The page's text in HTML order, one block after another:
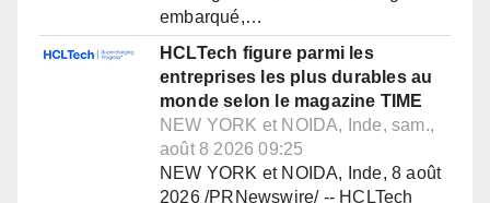
embarqué,…
HCLTech figure parmi les
entreprises les plus durables au
monde selon le magazine TIME
NEW YORK et NOIDA, Inde, sam.,
août 8 2026 09:25
NEW YORK et NOIDA, Inde, 8 août
2026 /PRNewswire/ -- HCLTech